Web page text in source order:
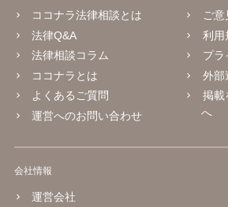
ココナラ法律相談とは
法律Q&A
法律相談コラム
ココナラとは
よくあるご質問
運営へのお問い合わせ
ご
利用
プラ
外部
掲載
へ
会社情報
運営会社